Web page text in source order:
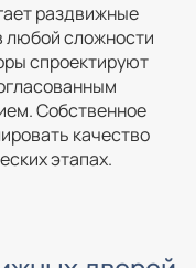
раздвижные
сложности
спроектируют
Собственное
качество
этапах.